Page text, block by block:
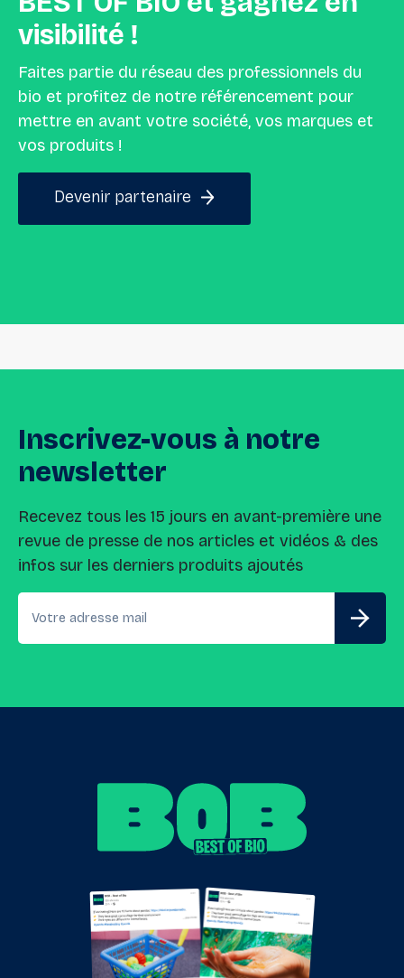
visibilité !
Faites partie du réseau des professionnels du
bio et profitez de notre référencement pour
mettre en avant votre société, vos marques et
vos produits !
Devenir partenaire
Inscrivez-vous à notre
newsletter
Recevez tous les 15 jours en avant-première une
revue de presse de nos articles et vidéos & des
infos sur les derniers produits ajoutés